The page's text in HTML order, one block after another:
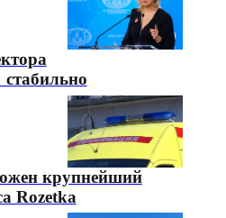
крупнейший
Rozetka